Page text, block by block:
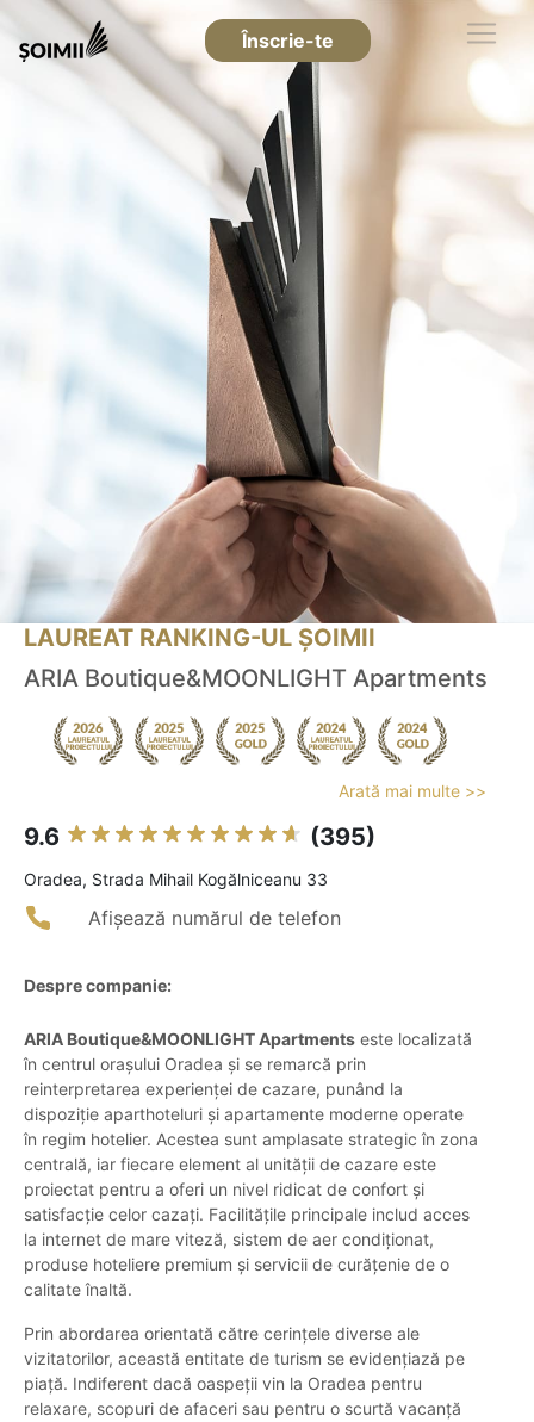
Înscrie-te
LAUREAT RANKING-UL ȘOIMII
ARIA Boutique&MOONLIGHT Apartments
Arată mai multe >>
9.6 (395)
Oradea, Strada Mihail Kogălniceanu 33
Afișează numărul de telefon
Despre companie:
ARIA Boutique&MOONLIGHT Apartments este localizată
în centrul orașului Oradea și se remarcă prin
reinterpretarea experienței de cazare, punând la
dispoziție aparthoteluri și apartamente moderne operate
în regim hotelier. Acestea sunt amplasate strategic în zona
centrală, iar fiecare element al unității de cazare este
proiectat pentru a oferi un nivel ridicat de confort și
satisfacție celor cazați. Facilitățile principale includ acces
la internet de mare viteză, sistem de aer condiționat,
produse hoteliere premium și servicii de curățenie de o
calitate înaltă.
Prin abordarea orientată către cerințele diverse ale
vizitatorilor, această entitate de turism se evidențiază pe
piață. Indiferent dacă oaspeții vin la Oradea pentru
relaxare, scopuri de afaceri sau pentru o scurtă vacanță